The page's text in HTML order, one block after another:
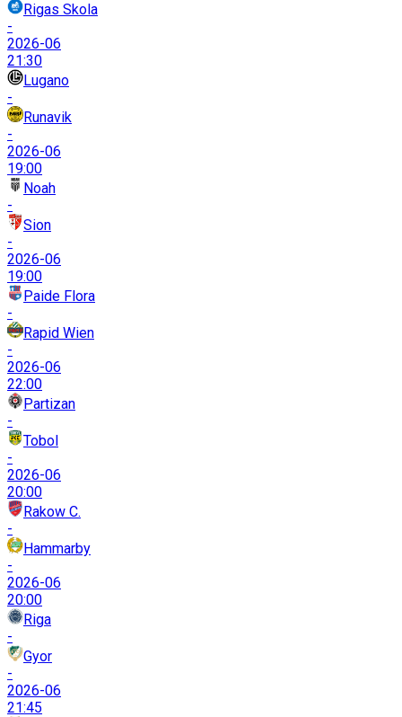
Rigas Skola
-
2026-06
21:30
Lugano
-
Runavik
-
2026-06
19:00
Noah
-
Sion
-
2026-06
19:00
Paide Flora
-
Rapid Wien
-
2026-06
22:00
Partizan
-
Tobol
-
2026-06
20:00
Rakow C.
-
Hammarby
-
2026-06
20:00
Riga
-
Gyor
-
2026-06
21:45